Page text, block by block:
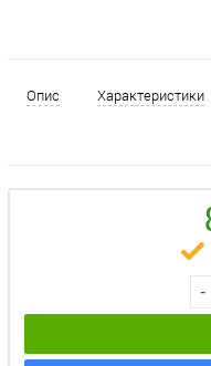
Опис Характеристики
-